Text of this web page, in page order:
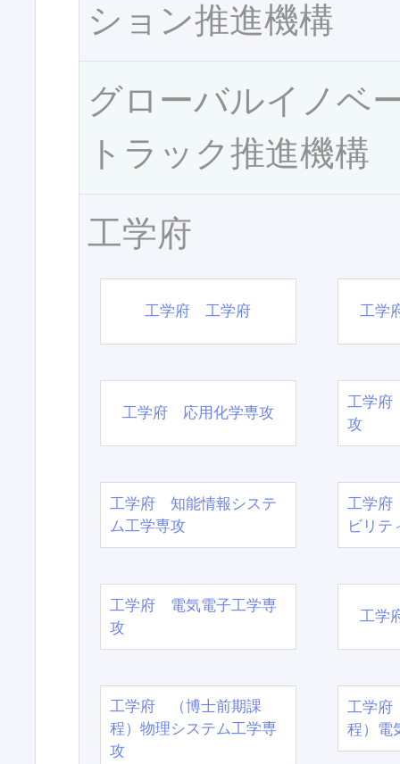
ション推進機構
グローバルイノベ
トラック推進機構
工学府
工学府 工学府 工学
工学府 応用化学専攻
工学府
攻
工学府 知能情報システ
ム工学専攻
工学府
ビリテ
工学府 電気電子工学専
攻
工学
工学府 （博士前期課
程）物理システム工学専
攻
工学
程）電